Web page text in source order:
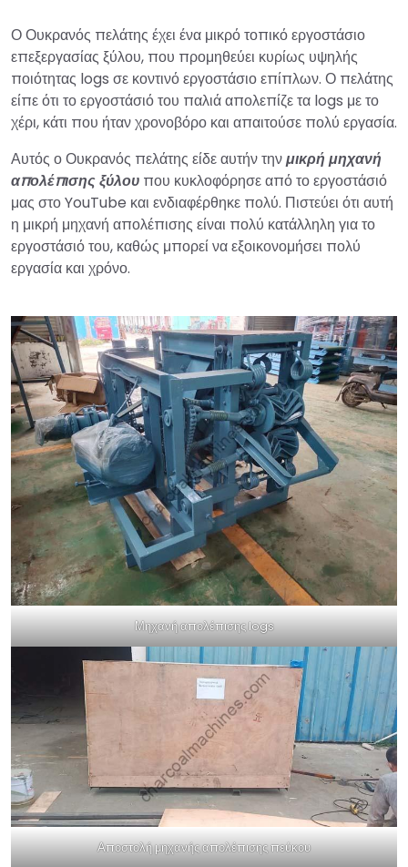
Ο Ουκρανός πελάτης έχει ένα μικρό τοπικό εργοστάσιο
επεξεργασίας ξύλου, που προμηθεύει κυρίως υψηλής
ποιότητας logs σε κοντινό εργοστάσιο επίπλων. Ο πελάτης
είπε ότι το εργοστάσιό του παλιά απολεπίζε τα logs με το
χέρι, κάτι που ήταν χρονοβόρο και απαιτούσε πολύ εργασία.
Αυτός ο Ουκρανός πελάτης είδε αυτήν τηνμικρή μηχανή
απολέπισης ξύλου που κυκλοφόρησε από το εργοστάσιό
μας στο YouTube και ενδιαφέρθηκε πολύ. Πιστεύει ότι αυτή
η μικρή μηχανή απολέπισης είναι πολύ κατάλληλη για το
εργοστάσιό του, καθώς μπορεί να εξοικονομήσει πολύ
εργασία και χρόνο.
Μηχανή απολέπισης logs
Αποστολή μηχανής απολέπισης πεύκου